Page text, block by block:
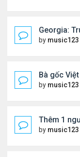
Georgia:
by music123
Bà gốc
by music123
Thêm 1
by music123